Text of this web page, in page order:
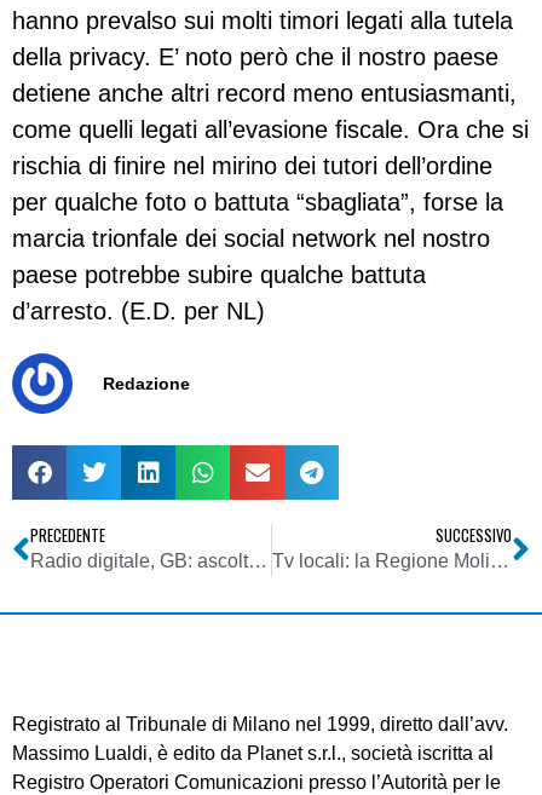
hanno prevalso sui molti timori legati alla tutela
della privacy. E’ noto però che il nostro paese
detiene anche altri record meno entusiasmanti,
come quelli legati all’evasione fiscale. Ora che si
rischia di finire nel mirino dei tutori dell’ordine
per qualche foto o battuta “sbagliata”, forse la
marcia trionfale dei social network nel nostro
paese potrebbe subire qualche battuta
d’arresto. (E.D. per NL)
Redazione
PRECEDENTE
Radio digitale, GB: ascolti DAB in calo a fronte di crescita FM analogica e streaming. Switch off 2015 da spostare a 2020?
SUCCESSIVO
Tv locali: la Regione Molise stanzia 1 mln per digitale terrestre
Registrato al Tribunale di Milano nel 1999, diretto dall’avv.
Massimo Lualdi, è edito da Planet s.r.l., società iscritta al
Registro Operatori Comunicazioni presso l’Autorità per le